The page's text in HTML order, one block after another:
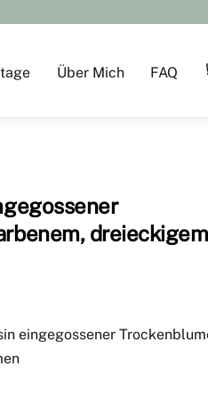
Über Mich FAQ
dreieckigem
eingegossener